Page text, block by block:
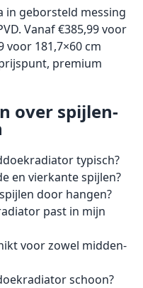
in geborsteld messing
Vanaf €385,99 voor
voor 181,7×60 cm
premium
over spijlen-
typisch?
en vierkante spijlen?
door hangen?
past in mijn
voor zowel midden-
schoon?